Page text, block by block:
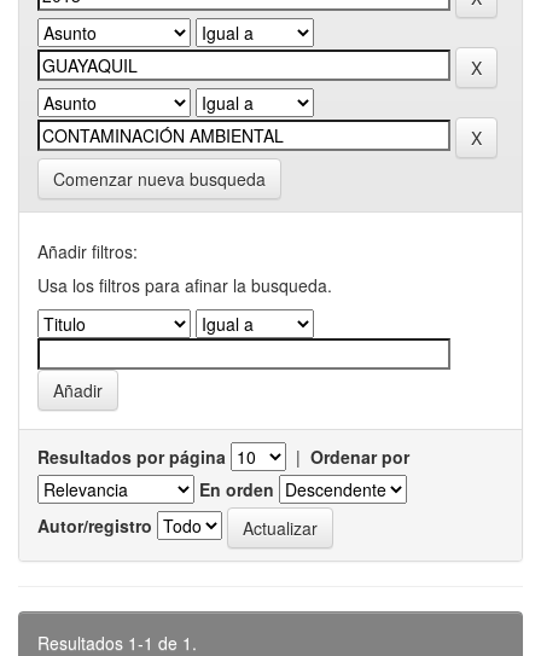
Comenzar nueva busqueda
Añadir filtros:
Usa los filtros para afinar la busqueda.
Resultados por página | Ordenar por
En orden
Autor/registro
Resultados 1-1 de 1.